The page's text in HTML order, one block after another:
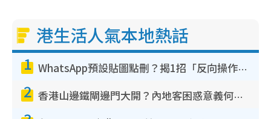
港生活人氣本地熱話
1 WhatsApp預設貼圖點刪？揭1招「反向操作」還原簡潔介面 附3步實測教學
2 香港山邊鐵閘邊門大開？內地客困惑意義何在！網民神回覆：呢種叫法理性防禦